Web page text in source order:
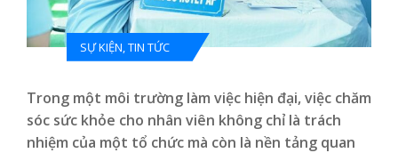
SỰ KIỆN,TIN TỨC
Trong một môi trường làm việc hiện đại, việc chăm
sóc sức khỏe cho nhân viên không chỉ là trách
nhiệm của một tổ chức mà còn là nền tảng quan